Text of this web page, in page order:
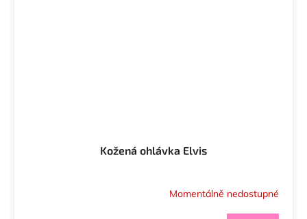
Kožená ohlávka Elvis
Momentálně nedostupné